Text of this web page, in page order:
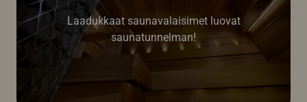
Laadukkaat saunavalaisimet luovat
saunatunnelman!